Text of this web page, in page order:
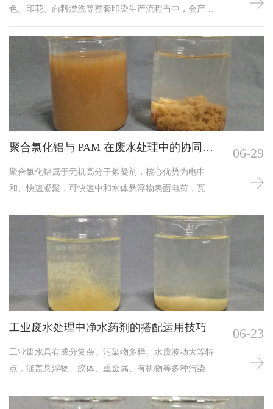
色、印花、面料漂洗等整套印染生产流程当中，会产生
大量色度偏高、成分复杂的印染生产废水，这类废水经
过前端絮凝净化、沉淀过滤等一系列污水处理工序之
后，会产生大量的印染行业污泥。印染污泥内部混杂着
各类染料残渣、纺织浆料残留、纤维碎屑以及各类化工
性能较强等诸多特点，污泥内部水分锁存力度较强，常
规脱水处理方式很难
聚合氯化铝与 PAM 在废水处理中的协同运
聚合氯化铝属于无机高分子絮凝剂，核心优势为电中
和、快速凝聚，可快速中和水体悬浮物表面电荷，瓦解
颗粒稳定状态；PAM 为有机高分子絮凝剂，依靠长分子
链发挥吸附架桥功能，将细碎微粒抱团压实。两种药剂
搭配使用可互补短板、放大处理效果，是污水处理行业
通用且成熟的絮凝药剂组合。一、协同作用原理：分步
反应，逐级絮凝二者协同处理遵循 “先凝聚、后絮凝” 分
层反应逻辑：投加聚合氯化铝后，药剂遇水快速水解生
成多核羟
06-29
工业废水处理中净水药剂的搭配运用技巧
工业废水具有成分复杂、污染物多样、水质波动大等特
点，涵盖悬浮物、胶体、重金属、有机物等多种污染物
质。在废水处理实操中，单一净水药剂存在处理效果有
限、适应性差、药剂损耗大等问题，难以保障出水稳定
06-23